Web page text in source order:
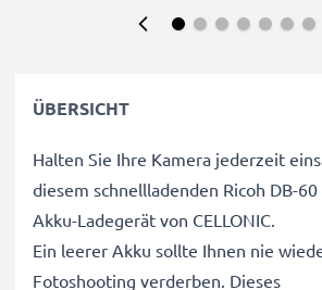
ÜBERSICHT
Halten Sie Ihre Kamera jederzeit
diesem schnellladenden Ricoh DB-
Akku-Ladegerät von CELLONIC.
Ein leerer Akku sollte Ihnen nie
Fotoshooting verderben. Dieses